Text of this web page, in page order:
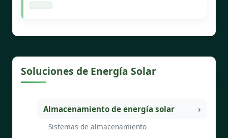
Soluciones de Energía Solar
Almacenamiento de energía solar
Sistemas de almacenamiento